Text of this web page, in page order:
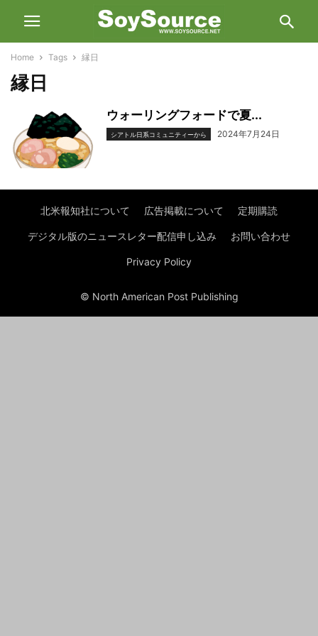
Home Tags 縁日
縁日
ウォーリングフォードで夏...
シアトル日系コミュニティーから 2024年7月24日
北米報知社について 広告掲載について 定期購読
デジタル版のニュースレター配信申し込み お問い合わせ
Privacy Policy
© North American Post Publishing